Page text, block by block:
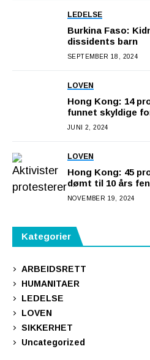
LEDELSE
Burkina Faso:
dissidents barn
SEPTEMBER 18, 2024
LOVEN
Hong Kong: 14
funnet skyldige
JUNI 2, 2024
LOVEN
Hong Kong: 45
dømt til 10 års
NOVEMBER 19, 2024
Kategorier
ARBEIDSRETT
HUMANITAER
LEDELSE
LOVEN
SIKKERHET
Uncategorized